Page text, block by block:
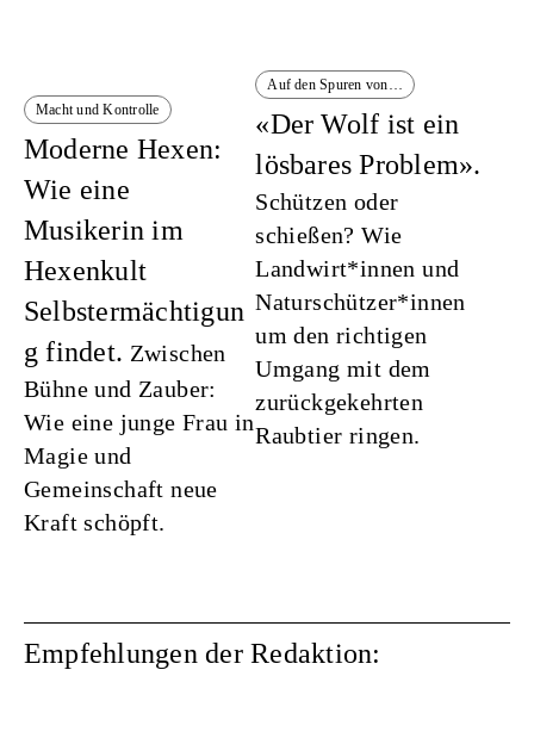
Macht und Kontrolle
Moderne Hexen:
Wie eine
Musikerin im
Hexenkult
Selbstermächtigun
g findet. Zwischen
Bühne und Zauber:
Wie eine junge Frau in
Magie und
Gemeinschaft neue
Kraft schöpft.
Auf den Spuren von…
«Der Wolf ist ein
lösbares Problem».
Schützen oder
schießen? Wie
Landwirt*innen und
Naturschützer*innen
um den richtigen
Umgang mit dem
zurückgekehrten
Raubtier ringen.
Empfehlungen der Redaktion: